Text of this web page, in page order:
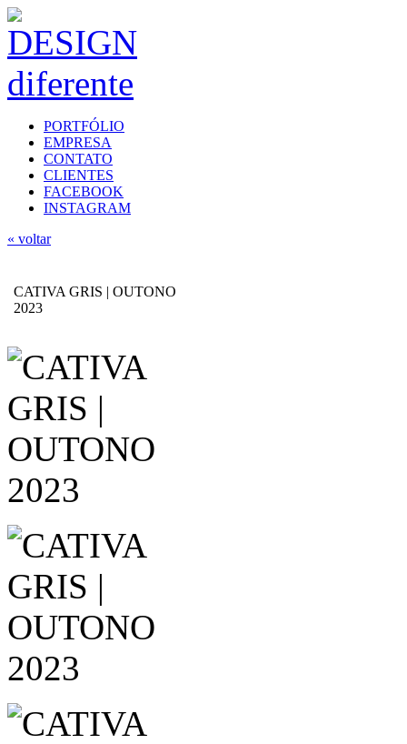
PORTFÓLIO
EMPRESA
CONTATO
CLIENTES
FACEBOOK
INSTAGRAM
« voltar
CATIVA GRIS | OUTONO
2023